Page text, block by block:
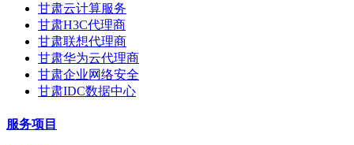
甘肃云计算服务
甘肃H3C代理商
甘肃联想代理商
甘肃华为云代理商
甘肃企业网络安全
甘肃IDC数据中心
服务项目